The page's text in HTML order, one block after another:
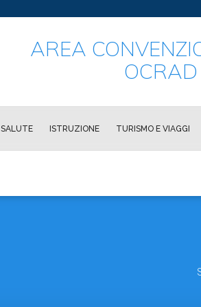
AREA
OCRAD
SALUTE ISTRUZIONE TURISMO E VIAGGI